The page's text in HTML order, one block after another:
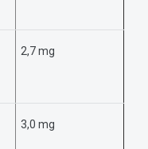
2,7 mg
3,0 mg